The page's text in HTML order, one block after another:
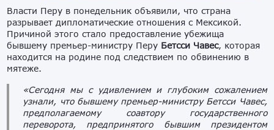
Власти Перу в понедельник объявили, что страна
разрывает дипломатические отношения с Мексикой.
Причиной этого стало предоставление убежища
бывшему премьер-министру Перу Бетсси Чавес, которая
находится на родине под следствием по обвинению в
мятеже.
«Сегодня мы с удивлением и глубоким сожалением
узнали, что бывшему премьер-министру Бетсси Чавес,
предполагаемому соавтору государственного
переворота, предпринятого бывшим президентом